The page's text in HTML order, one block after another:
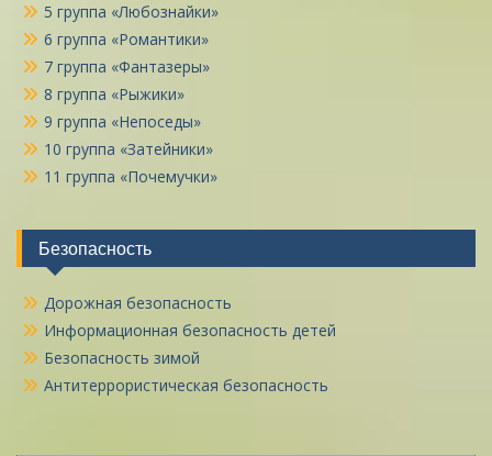
5 группа «Любознайки»
6 группа «Романтики»
7 группа «Фантазеры»
8 группа «Рыжики»
9 группа «Непоседы»
10 группа «Затейники»
11 группа «Почемучки»
Безопасность
Дорожная безопасность
Информационная безопасность детей
Безопасность зимой
Антитеррористическая безопасность